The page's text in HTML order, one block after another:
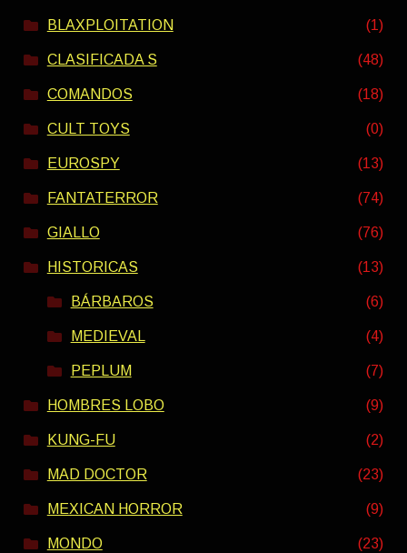
BLAXPLOITATION (1)
CLASIFICADA S (48)
COMANDOS (18)
CULT TOYS (0)
EUROSPY (13)
FANTATERROR (74)
GIALLO (76)
HISTORICAS (13)
BÁRBAROS (6)
MEDIEVAL (4)
PEPLUM (7)
HOMBRES LOBO (9)
KUNG-FU (2)
MAD DOCTOR (23)
MEXICAN HORROR (9)
MONDO (23)